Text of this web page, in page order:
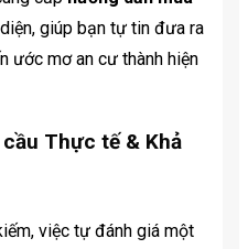
giúp bạn tự tin đưa ra
ước mơ an cư thành hiện
Thực tế & Khả
việc tự đánh giá một